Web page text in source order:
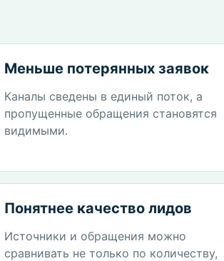
Меньше потерянных заявок
Каналы сведены в единый поток, а
пропущенные обращения становятся
видимыми.
Понятнее качество лидов
Источники и обращения можно
сравнивать не только по количеству,